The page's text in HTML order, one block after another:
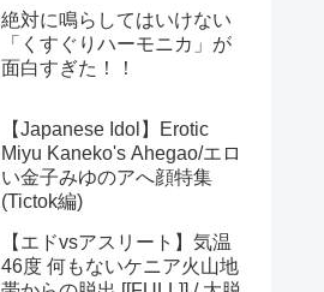
絶対に鳴らしてはいけない
「くすぐりハーモニカ」が
面白すぎた！！
【Japanese Idol】Erotic
Miyu Kaneko's Ahegao/エロ
い金子みゆのアへ顔特集
(Tictok編)
【エドvsアスリート】気温
46度 何もないケニア火山地